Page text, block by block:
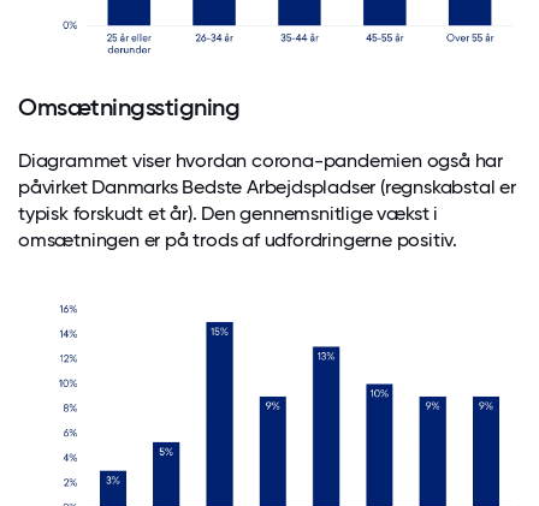
Omsætningsstigning
Diagrammet viser hvordan corona-pandemien også har
påvirket Danmarks Bedste Arbejdspladser (regnskabstal er
typisk forskudt et år). Den gennemsnitlige vækst i
omsætningen er på trods af udfordringerne positiv.